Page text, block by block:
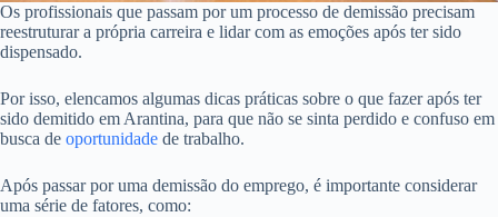
Os profissionais que passam por um processo de demissão precisam
reestruturar a própria carreira e lidar com as emoções após ter sido
dispensado.
Por isso, elencamos algumas dicas práticas sobre o que fazer após ter
sido demitido em Arantina, para que não se sinta perdido e confuso em
busca de oportunidade de trabalho.
Após passar por uma demissão do emprego, é importante considerar
uma série de fatores, como: